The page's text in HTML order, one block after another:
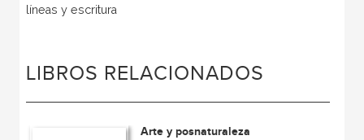
líneas y escritura
LIBROS RELACIONADOS
Arte y posnaturaleza